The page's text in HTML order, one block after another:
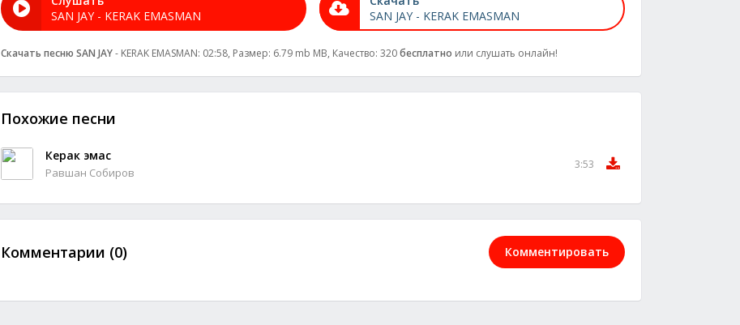
SAN JAY - KERAK EMASMAN
SAN JAY - KERAK EMASMAN
Скачать песню SAN JAY- KERAK EMASMAN: 02:58, Размер: 6.79 mb MB, Качество: 320бесплатно или слушать онлайн!
Похожие песни
Керак эмас
Равшан Собиров
3:53
Комментарии (0) Комментировать